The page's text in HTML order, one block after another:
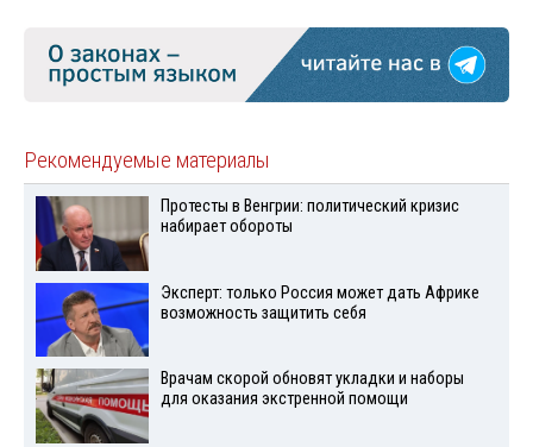
Рекомендуемые материалы
Протесты в Венгрии: политический кризис
набирает обороты
Эксперт: только Россия может дать Африке
возможность защитить себя
Врачам скорой обновят укладки и наборы
для оказания экстренной помощи